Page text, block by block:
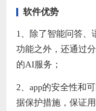
软件优势
1、除了智能问答、
功能之外，还通过
的AI服务；
2、app的安全性和
据保护措施，保证